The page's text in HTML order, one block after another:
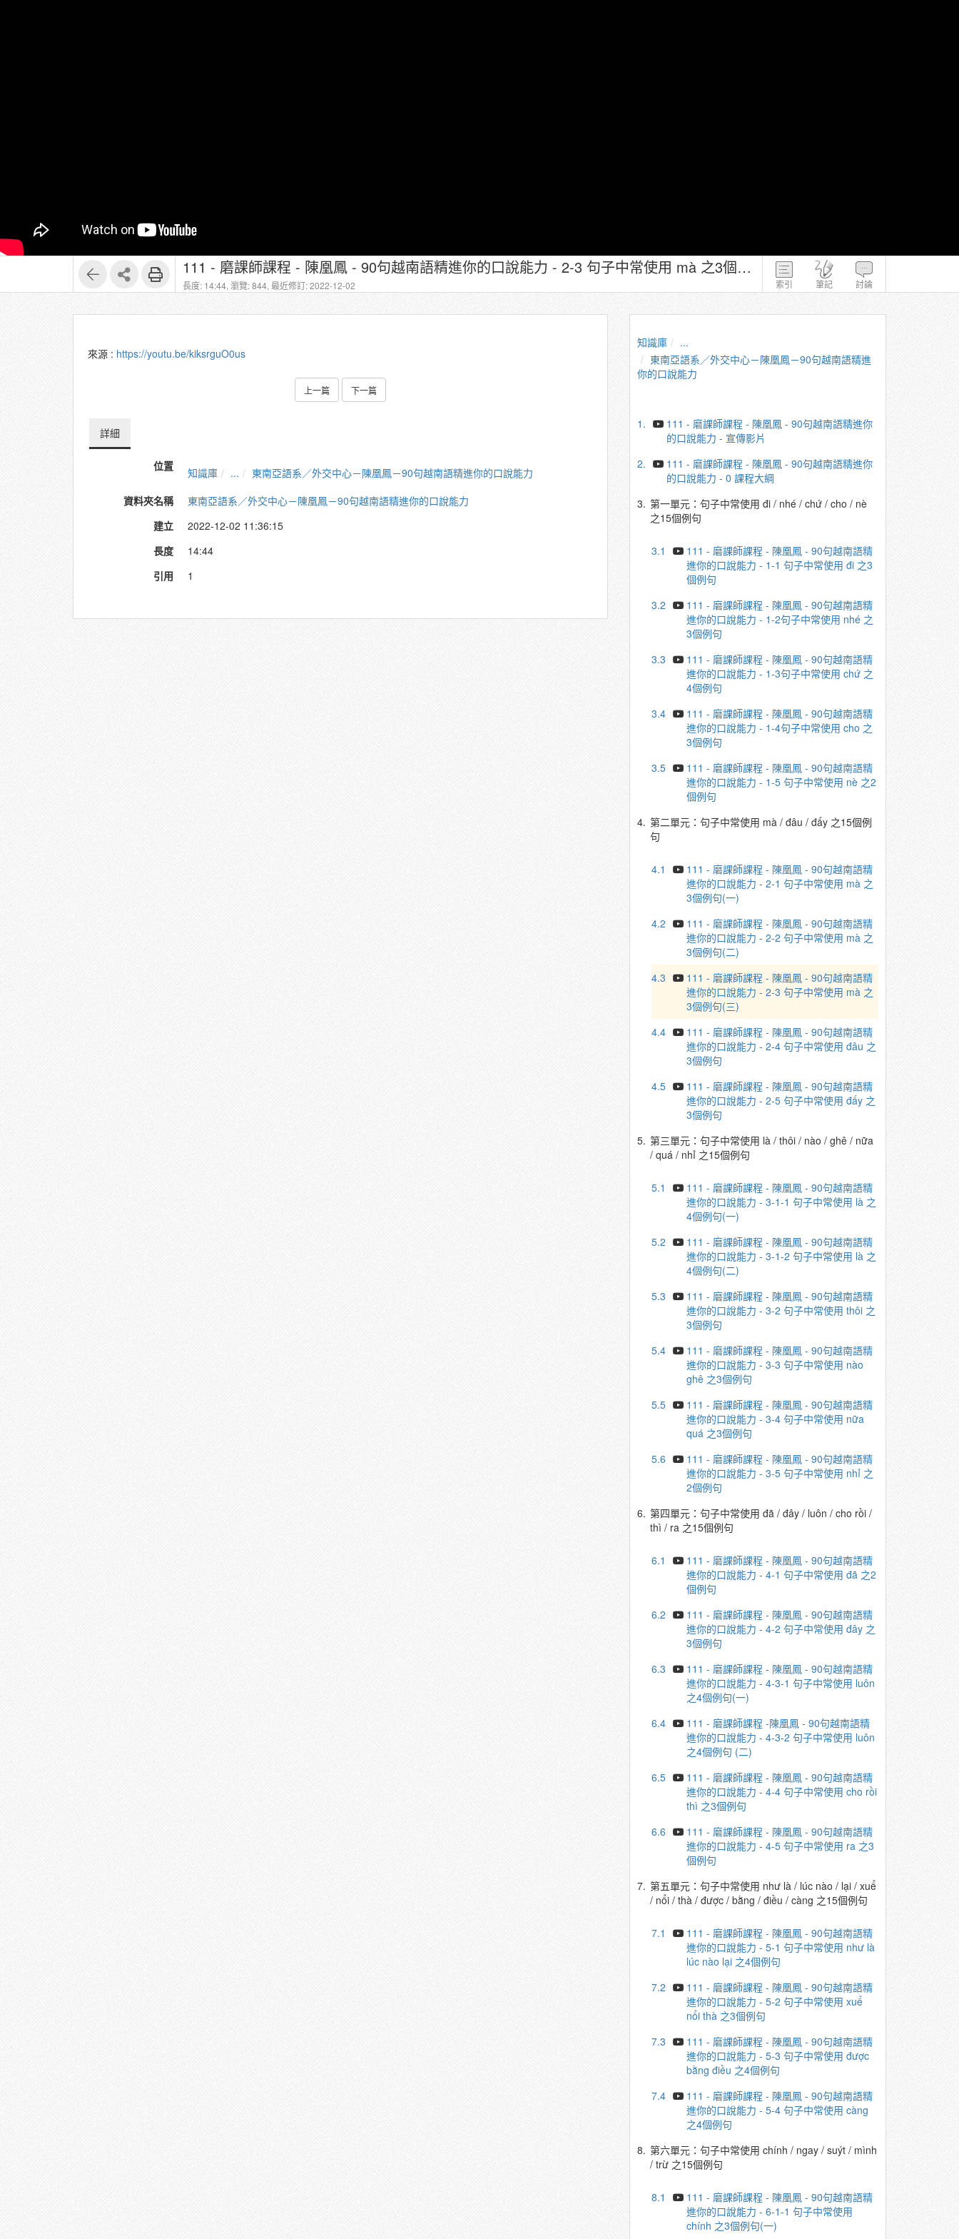
索引 筆記 討論
111 - 磨課師課程 - 陳凰鳳 - 90句越南語精進你的口說能力 - 2-3 句子中常使用 mà 之3個例句(三)
長度: 14:44, 瀏覽: 844, 最近修訂: 2022-12-02
來源 : https://youtu.be/kiksrguO0us
上一篇 下一篇
詳細
位置 知識庫 ...
東南亞語系／外交中心－陳凰鳳－90句越南語精進你的口說能力
資料夾名稱
東南亞語系／外交中心－陳凰鳳－90句越南語精進你的口說能力
建立
2022-12-02 11:36:15
長度
14:44
引用
1
知識庫
...
東南亞語系／外交中心－陳凰鳳－90句越南語精進
你的口說能力
1.
111 - 磨課師課程 - 陳凰鳳 - 90句越南語精進你
的口說能力 - 宣傳影片
2.
111 - 磨課師課程 - 陳凰鳳 - 90句越南語精進你
的口說能力 - 0 課程大綱
3. 第一單元：句子中常使用 đi / nhé / chứ / cho / nè
之15個例句
3.1
111 - 磨課師課程 - 陳凰鳳 - 90句越南語精
進你的口說能力 - 1-1 句子中常使用 đi 之3
個例句
3.2
111 - 磨課師課程 - 陳凰鳳 - 90句越南語精
進你的口說能力 - 1-2句子中常使用 nhé 之
3個例句
3.3
111 - 磨課師課程 - 陳凰鳳 - 90句越南語精
進你的口說能力 - 1-3句子中常使用 chứ 之
4個例句
3.4
111 - 磨課師課程 - 陳凰鳳 - 90句越南語精
進你的口說能力 - 1-4句子中常使用 cho 之
3個例句
3.5
111 - 磨課師課程 - 陳凰鳳 - 90句越南語精
進你的口說能力 - 1-5 句子中常使用 nè 之2
個例句
4. 第二單元：句子中常使用 mà / đâu / đấy 之15個例
句
4.1
111 - 磨課師課程 - 陳凰鳳 - 90句越南語精
進你的口說能力 - 2-1 句子中常使用 mà 之
3個例句(一)
4.2
111 - 磨課師課程 - 陳凰鳳 - 90句越南語精
進你的口說能力 - 2-2 句子中常使用 mà 之
3個例句(二)
4.3
111 - 磨課師課程 - 陳凰鳳 - 90句越南語精
進你的口說能力 - 2-3 句子中常使用 mà 之
3個例句(三)
4.4
111 - 磨課師課程 - 陳凰鳳 - 90句越南語精
進你的口說能力 - 2-4 句子中常使用 đâu 之
3個例句
4.5
111 - 磨課師課程 - 陳凰鳳 - 90句越南語精
進你的口說能力 - 2-5 句子中常使用 đấy 之
3個例句
5. 第三單元：句子中常使用 là / thôi / nào / ghê / nữa
/ quá / nhỉ 之15個例句
5.1
111 - 磨課師課程 - 陳凰鳳 - 90句越南語精
進你的口說能力 - 3-1-1 句子中常使用 là 之
4個例句(一)
5.2
111 - 磨課師課程 - 陳凰鳳 - 90句越南語精
進你的口說能力 - 3-1-2 句子中常使用 là 之
4個例句(二)
5.3
111 - 磨課師課程 - 陳凰鳳 - 90句越南語精
進你的口說能力 - 3-2 句子中常使用 thôi 之
3個例句
5.4
111 - 磨課師課程 - 陳凰鳳 - 90句越南語精
進你的口說能力 - 3-3 句子中常使用 nào
ghê 之3個例句
5.5
111 - 磨課師課程 - 陳凰鳳 - 90句越南語精
進你的口說能力 - 3-4 句子中常使用 nữa
quá 之3個例句
5.6
111 - 磨課師課程 - 陳凰鳳 - 90句越南語精
進你的口說能力 - 3-5 句子中常使用 nhỉ 之
2個例句
6. 第四單元：句子中常使用 đã / đây / luôn / cho rồi /
thì / ra 之15個例句
6.1
111 - 磨課師課程 - 陳凰鳳 - 90句越南語精
進你的口說能力 - 4-1 句子中常使用 đã 之2
個例句
6.2
111 - 磨課師課程 - 陳凰鳳 - 90句越南語精
進你的口說能力 - 4-2 句子中常使用 đây 之
3個例句
6.3
111 - 磨課師課程 - 陳凰鳳 - 90句越南語精
進你的口說能力 - 4-3-1 句子中常使用 luôn
之4個例句(一)
6.4
111 - 磨課師課程 -陳凰鳳 - 90句越南語精
進你的口說能力 - 4-3-2 句子中常使用 luôn
之4個例句 (二)
6.5
111 - 磨課師課程 - 陳凰鳳 - 90句越南語精
進你的口說能力 - 4-4 句子中常使用 cho rồi
thì 之3個例句
6.6
111 - 磨課師課程 - 陳凰鳳 - 90句越南語精
進你的口說能力 - 4-5 句子中常使用 ra 之3
個例句
7. 第五單元：句子中常使用 như là / lúc nào / lại / xuể
/ nổi / thà / được / bằng / điều / càng 之15個例句
7.1
111 - 磨課師課程 - 陳凰鳳 - 90句越南語精
進你的口說能力 - 5-1 句子中常使用 như là
lúc nào lại 之4個例句
7.2
111 - 磨課師課程 - 陳凰鳳 - 90句越南語精
進你的口說能力 - 5-2 句子中常使用 xuể
nổi thà 之3個例句
7.3
111 - 磨課師課程 - 陳凰鳳 - 90句越南語精
進你的口說能力 - 5-3 句子中常使用 được
bằng điều 之4個例句
7.4
111 - 磨課師課程 - 陳凰鳳 - 90句越南語精
進你的口說能力 - 5-4 句子中常使用 càng
之4個例句
8. 第六單元：句子中常使用 chính / ngay / suýt / mình
/ trừ 之15個例句
8.1
111 - 磨課師課程 - 陳凰鳳 - 90句越南語精
進你的口說能力 - 6-1-1 句子中常使用
chính 之3個例句(一)